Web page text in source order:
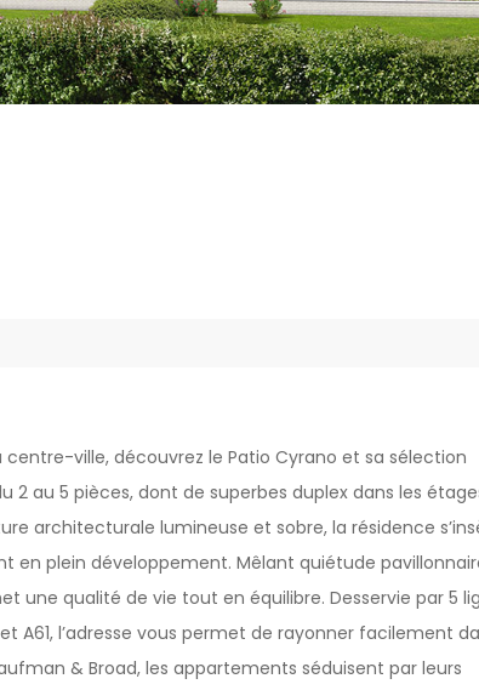
centre-ville, découvrez le Patio Cyrano et sa sélection
2 au 5 pièces, dont de superbes duplex dans les
architecturale lumineuse et sobre, la résidence
en plein développement. Mêlant quiétude
une qualité de vie tout en équilibre. Desservie par 5
A61, l’adresse vous permet de rayonner facilement
& Broad, les appartements séduisent par leurs